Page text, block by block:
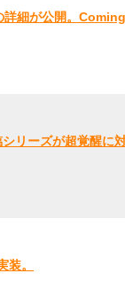
詳細が公開。
リーズが超覚醒に
。